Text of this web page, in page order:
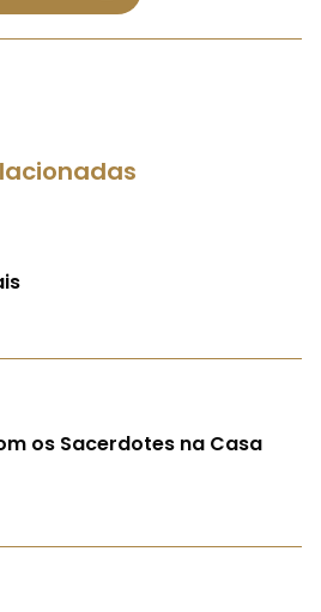
os Sacerdotes na Casa